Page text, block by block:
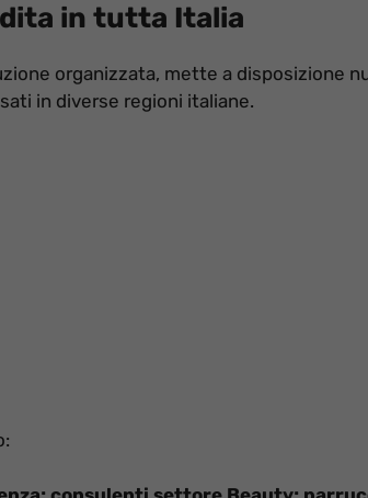
in tutta Italia
organizzata, mette a disposizione
in diverse regioni italiane.